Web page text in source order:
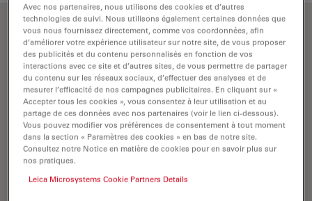
Propriétés optiques
λabs= 543 nm
εmax= 1,05×105 M -1cm-1
CF260= ε260/εmax= 0,26
CF2800= ε280/εmax = 0,27
ATTO 540Qest un nouveau quencher de
Avec nos partenaires, nous utilisons des cookies et d’autres
technologies de suivi. Nous utilisons également certaines données que
vous nous fournissez directement, comme vos coordonnées, afin
d’améliorer votre expérience utilisateur sur notre site, de vous proposer
des publicités et du contenu personnalisés en fonction de vos
interactions avec ce site et d’autres sites, de vous permettre de partager
du contenu sur les réseaux sociaux, d’effectuer des analyses et de
mesurer l’efficacité de nos campagnes publicitaires. En cliquant sur «
Accepter tous les cookies », vous consentez à leur utilisation et au
partage de ces données avec nos partenaires (voir le lien ci-dessous).
Vous pouvez modifier vos préférences de consentement à tout moment
dans la section « Paramètres des cookies » en bas de notre site.
Consultez notre Notice en matière de cookies pour en savoir plus sur
nos pratiques.
Leica Microsystems Cookie Partners Details